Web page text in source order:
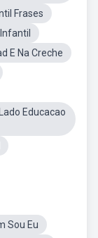
Frases
E Na Creche
Educacao
Sou Eu